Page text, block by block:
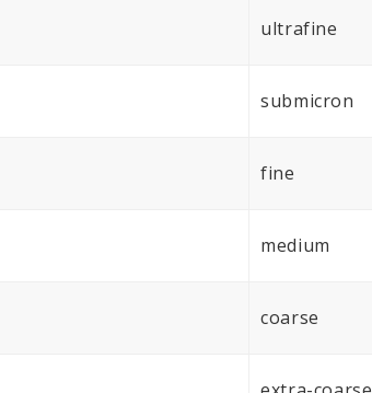
ultrafine
submicron
fine
medium
coarse